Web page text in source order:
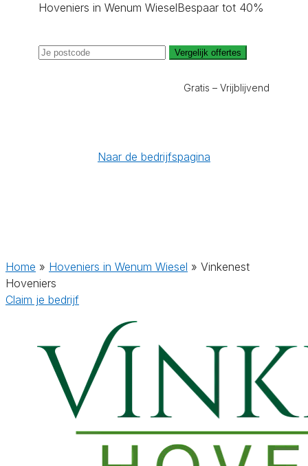
Hoveniers in Wenum WieselBespaar tot 40%
Vergelijk offertes
Gratis – Vrijblijvend
Naar de bedrijfspagina
Home » Hoveniers in Wenum Wiesel » Vinkenest
Hoveniers
Claim je bedrijf